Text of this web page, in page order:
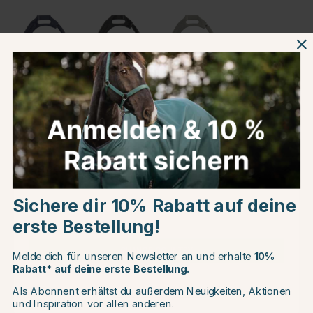
Produktinformationen
Über die Marke
Kundenbewertungen
Choose country
EU
CHANGE COUNTRY
Continue to equinest.de
Sichere dir 10% Rabatt auf deine
erste Bestellung!
Melde dich für unseren Newsletter an und erhalte 10%
Rabatt* auf deine erste Bestellung.
Als Abonnent erhältst du außerdem Neuigkeiten, Aktionen
und Inspiration vor allen anderen.